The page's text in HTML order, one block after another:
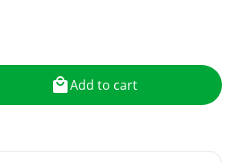
Add to cart